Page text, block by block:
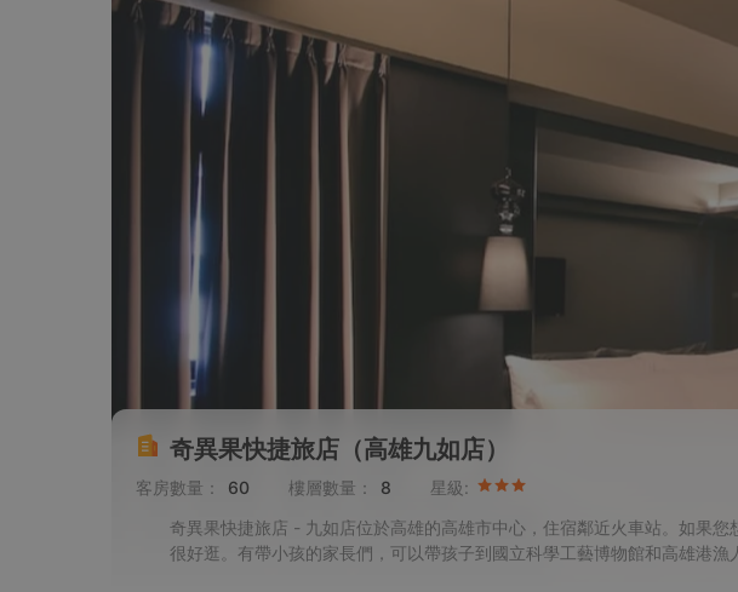
奇異果快捷旅店（高雄九如店）
客房數量： 60 樓層數量： 8
星級:
奇異果快捷旅店 - 九如店位於高雄的高雄市中心，住宿鄰近火車站。如果
很好逛。有帶小孩的家長們，可以帶孩子到國立科學工藝博物館和高雄港